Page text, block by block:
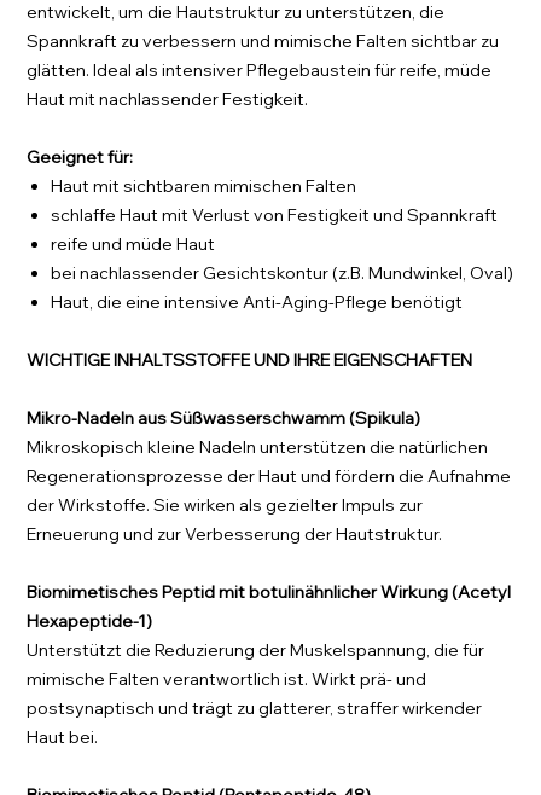
entwickelt, um die Hautstruktur zu unterstützen, die
Spannkraft zu verbessern und mimische Falten sichtbar zu
glätten. Ideal als intensiver Pflegebaustein für reife, müde
Haut mit nachlassender Festigkeit.
Geeignet für:
Haut mit sichtbaren mimischen Falten
schlaffe Haut mit Verlust von Festigkeit und Spannkraft
reife und müde Haut
bei nachlassender Gesichtskontur (z.B. Mundwinkel, Oval)
Haut, die eine intensive Anti-Aging-Pflege benötigt
WICHTIGE INHALTSSTOFFE UND IHRE EIGENSCHAFTEN
Mikro-Nadeln aus Süßwasserschwamm (Spikula)
Mikroskopisch kleine Nadeln unterstützen die natürlichen
Regenerationsprozesse der Haut und fördern die Aufnahme
der Wirkstoffe. Sie wirken als gezielter Impuls zur
Erneuerung und zur Verbesserung der Hautstruktur.
Biomimetisches Peptid mit botulinähnlicher Wirkung (Acetyl
Hexapeptide-1)
Unterstützt die Reduzierung der Muskelspannung, die für
mimische Falten verantwortlich ist. Wirkt prä- und
postsynaptisch und trägt zu glatterer, straffer wirkender
Haut bei.